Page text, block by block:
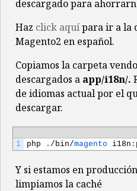
descargado para
Haz click aquípara ir a la
Magento2 en español.
Copiamos la carpeta
descargados a app/i18n/.
de idiomas actual por el
descargar.
1 php . /bin/magento i18n :
Y si estamos en
limpiamos la caché